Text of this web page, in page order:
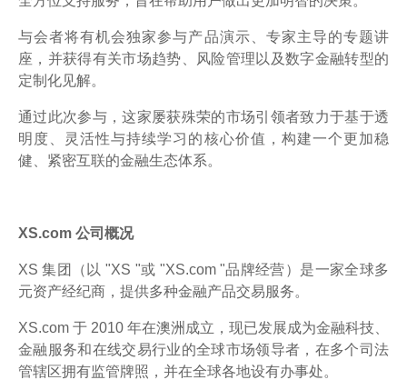
与会者将有机会独家参与产品演示、专家主导的专题讲
座，并获得有关市场趋势、风险管理以及数字金融转型的
定制化见解。
通过此次参与，这家屡获殊荣的市场引领者致力于基于透
明度、灵活性与持续学习的核心价值，构建一个更加稳
健、紧密互联的金融生态体系。
XS.com 公司概况
XS 集团（以 "XS "或 "XS.com "品牌经营）是一家全球多
元资产经纪商，提供多种金融产品交易服务。
XS.com 于 2010 年在澳洲成立，现已发展成为金融科技、
金融服务和在线交易行业的全球市场领导者，在多个司法
管辖区拥有监管牌照，并在全球各地设有办事处。